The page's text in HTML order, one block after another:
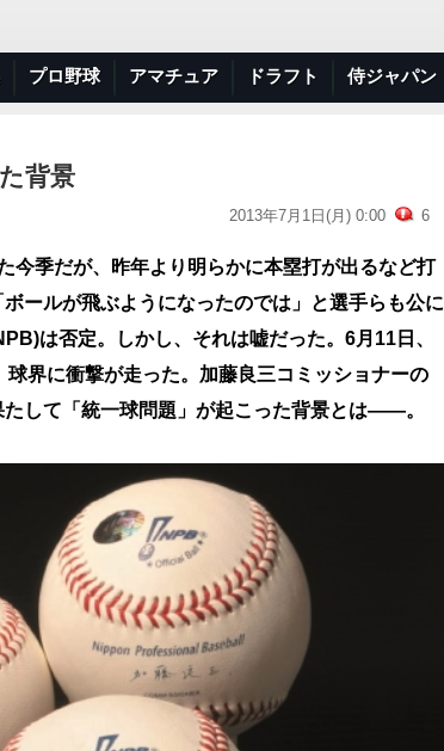
プロ野球 アマチュア ドラフト 侍ジャパン
背景
2013年7月1日(月) 0:00 6
今季だが、昨年より明らかに本塁打が出るなど打
ールが飛ぶようになったのでは」と選手らも公に
は否定。しかし、それは嘘だった。6月11日、
界に衝撃が走った。加藤良三コミッショナーの
して「統一球問題」が起こった背景とは――。